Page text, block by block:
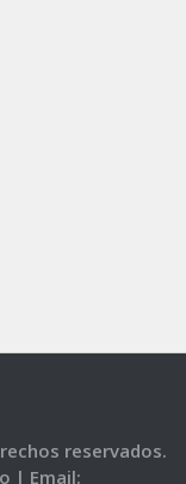
reservados.
| Email: